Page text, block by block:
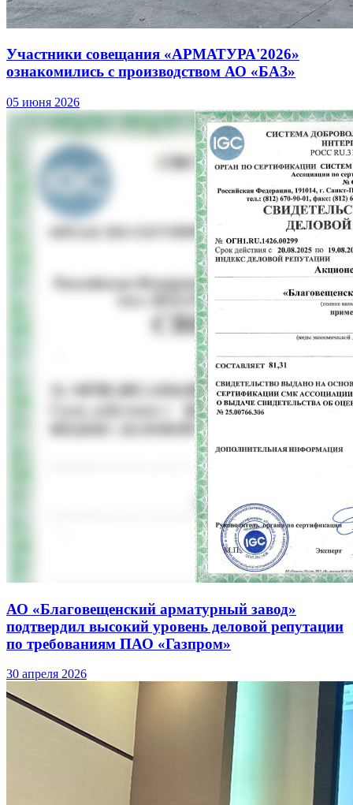
Участники совещания «АРМАТУРА'2026»
ознакомились с производством АО «БАЗ»
05 июня 2026
АО «Благовещенский арматурный завод»
подтвердил высокий уровень деловой репутации
по требованиям ПАО «Газпром»
30 апреля 2026